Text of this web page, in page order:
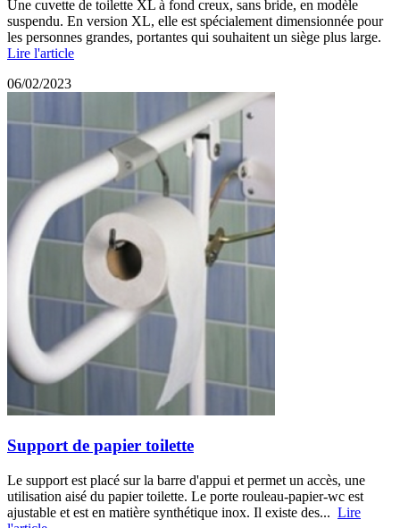
Une cuvette de toilette XL à fond creux, sans bride, en modèle
suspendu. En version XL, elle est spécialement dimensionnée pour
les personnes grandes, portantes qui souhaitent un siège plus large.
Lire l'article
06/02/2023
Support de papier toilette
Le support est placé sur la barre d'appui et permet un accès, une
utilisation aisé du papier toilette. Le porte rouleau-papier-wc est
ajustable et est en matière synthétique inox. Il existe des... Lire